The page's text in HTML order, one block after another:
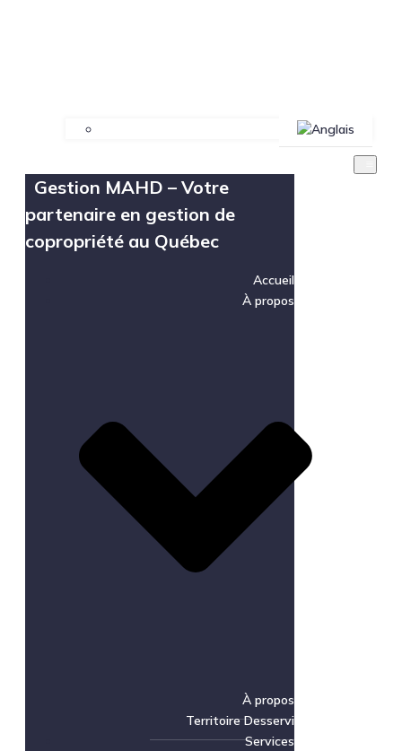
Gestion MAHD – Votre
partenaire en gestion de
copropriété au Québec
Accueil
À propos
À propos
Territoire Desservi
Services